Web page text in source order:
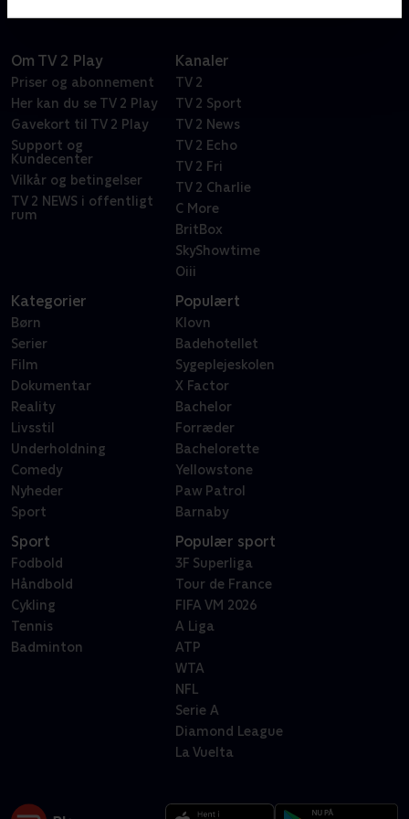
Om TV 2 Play
Priser og abonnement
Her kan du se TV 2 Play
Gavekort til TV 2 Play
Support og
Kundecenter
Vilkår og betingelser
TV 2 NEWS i offentligt
rum
Kanaler
TV 2
TV 2 Sport
TV 2 News
TV 2 Echo
TV 2 Fri
TV 2 Charlie
C More
BritBox
SkyShowtime
Oiii
Kategorier
Børn
Serier
Film
Dokumentar
Reality
Livsstil
Underholdning
Comedy
Nyheder
Sport
Populært
Klovn
Badehotellet
Sygeplejeskolen
X Factor
Bachelor
Forræder
Bachelorette
Yellowstone
Paw Patrol
Barnaby
Sport
Fodbold
Håndbold
Cykling
Tennis
Badminton
Populær sport
3F Superliga
Tour de France
FIFA VM 2026
A Liga
ATP
WTA
NFL
Serie A
Diamond League
La Vuelta